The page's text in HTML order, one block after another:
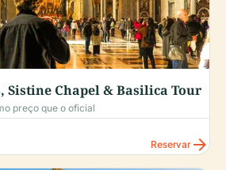
Sistine Chapel & Basilica Tour
preço que o oficial
Reservararrow_forward